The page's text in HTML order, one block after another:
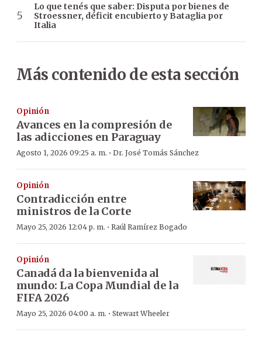
Lo que tenés que saber: Disputa por bienes de
Stroessner, déficit encubierto y Bataglia por
Italia
Más contenido de esta sección
Opinión
Avances en la compresión de
las adicciones en Paraguay
Agosto 1, 2026 09:25 a. m. · Dr. José Tomás Sánchez
Opinión
Contradicción entre
ministros de la Corte
Mayo 25, 2026 12:04 p. m. · Raúl Ramírez Bogado
Opinión
Canadá da la bienvenida al
mundo: La Copa Mundial de la
FIFA 2026
Mayo 25, 2026 04:00 a. m. · Stewart Wheeler